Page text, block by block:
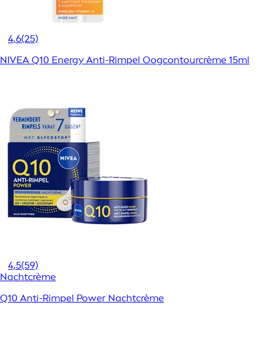
4,6(25)
NIVEA Q10 Energy Anti-Rimpel Oogcontourcrème 15ml
4,5(59)
Nachtcrème
Q10 Anti-Rimpel Power Nachtcrème